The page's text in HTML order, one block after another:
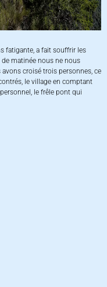
fatigante, a fait souffrir les
matinée nous ne nous
croisé trois personnes, ce
le village en comptant
le frêle pont qui